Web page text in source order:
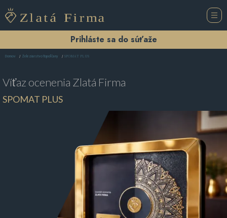
Prihláste sa do súťaže
Domov Železiarstvo Topoľčany SPOMAT PLUS
Víťaz ocenenia Zlatá Firma
SPOMAT PLUS